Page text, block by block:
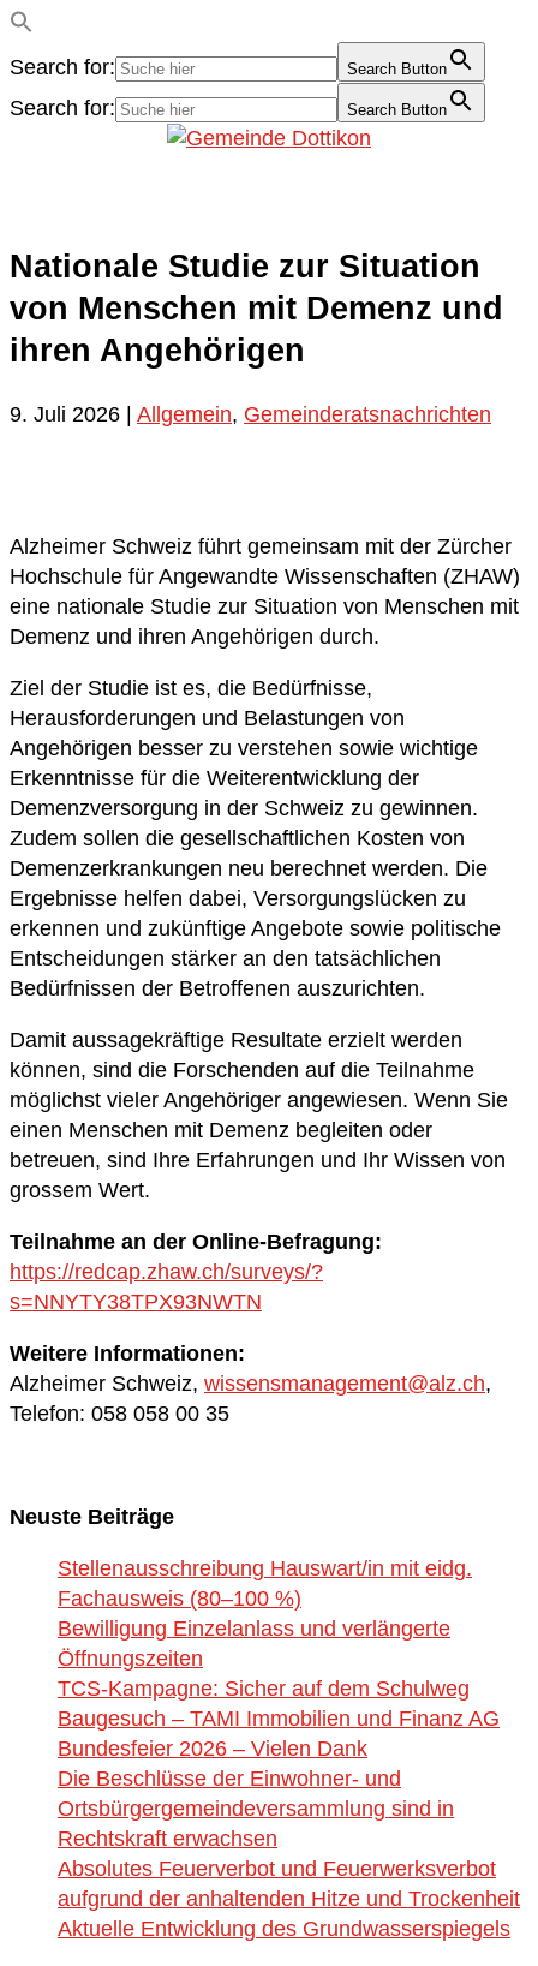
Search for: Search Button
Search for: Search Button
Nationale Studie zur Situation
von Menschen mit Demenz und
ihren Angehörigen
9. Juli 2026 | Allgemein, Gemeinderatsnachrichten
Alzheimer Schweiz führt gemeinsam mit der Zürcher
Hochschule für Angewandte Wissenschaften (ZHAW)
eine nationale Studie zur Situation von Menschen mit
Demenz und ihren Angehörigen durch.
Ziel der Studie ist es, die Bedürfnisse,
Herausforderungen und Belastungen von
Angehörigen besser zu verstehen sowie wichtige
Erkenntnisse für die Weiterentwicklung der
Demenzversorgung in der Schweiz zu gewinnen.
Zudem sollen die gesellschaftlichen Kosten von
Demenzerkrankungen neu berechnet werden. Die
Ergebnisse helfen dabei, Versorgungslücken zu
erkennen und zukünftige Angebote sowie politische
Entscheidungen stärker an den tatsächlichen
Bedürfnissen der Betroffenen auszurichten.
Damit aussagekräftige Resultate erzielt werden
können, sind die Forschenden auf die Teilnahme
möglichst vieler Angehöriger angewiesen. Wenn Sie
einen Menschen mit Demenz begleiten oder
betreuen, sind Ihre Erfahrungen und Ihr Wissen von
grossem Wert.
Teilnahme an der Online-Befragung:
https://redcap.zhaw.ch/surveys/?
s=NNYTY38TPX93NWTN
Weitere Informationen:
Alzheimer Schweiz, wissensmanagement@alz.ch,
Telefon: 058 058 00 35
Neuste Beiträge
Stellenausschreibung Hauswart/in mit eidg.
Fachausweis (80–100 %)
Bewilligung Einzelanlass und verlängerte
Öffnungszeiten
TCS-Kampagne: Sicher auf dem Schulweg
Baugesuch – TAMI Immobilien und Finanz AG
Bundesfeier 2026 – Vielen Dank
Die Beschlüsse der Einwohner- und
Ortsbürgergemeindeversammlung sind in
Rechtskraft erwachsen
Absolutes Feuerverbot und Feuerwerksverbot
aufgrund der anhaltenden Hitze und Trockenheit
Aktuelle Entwicklung des Grundwasserspiegels